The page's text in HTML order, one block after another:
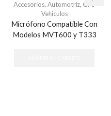
Accesorios, Automotriz, GPS
Vehiculos
Micrófono Compatible Con
Modelos MVT600 y T333